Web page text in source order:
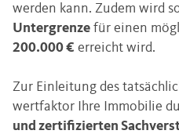
werden kann. Zudem wird
Untergrenze für einen
200.000 € erreicht wird.
Zur Einleitung des
wertfaktor Ihre Immobilie
und zertifizierten